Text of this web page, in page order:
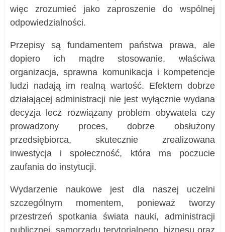
więc zrozumieć jako zaproszenie do wspólnej
odpowiedzialności.
Przepisy są fundamentem państwa prawa, ale
dopiero ich mądre stosowanie, właściwa
organizacja, sprawna komunikacja i kompetencje
ludzi nadają im realną wartość. Efektem dobrze
działającej administracji nie jest wyłącznie wydana
decyzja lecz rozwiązany problem obywatela czy
prowadzony proces, dobrze obsłużony
przedsiębiorca, skutecznie zrealizowana
inwestycja i społeczność, która ma poczucie
zaufania do instytucji.
Wydarzenie naukowe jest dla naszej uczelni
szczególnym momentem, ponieważ tworzy
przestrzeń spotkania świata nauki, administracji
publicznej, samorządu terytorialnego, biznesu oraz